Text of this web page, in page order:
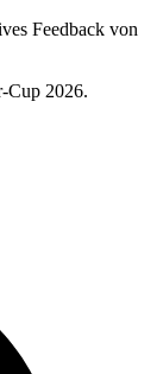
Feedback von
Cup 2026.